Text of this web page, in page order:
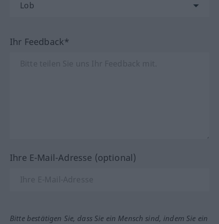
Ihr Feedback*
Ihre E-Mail-Adresse (optional)
Bitte bestätigen Sie, dass Sie ein Mensch sind, indem Sie ein